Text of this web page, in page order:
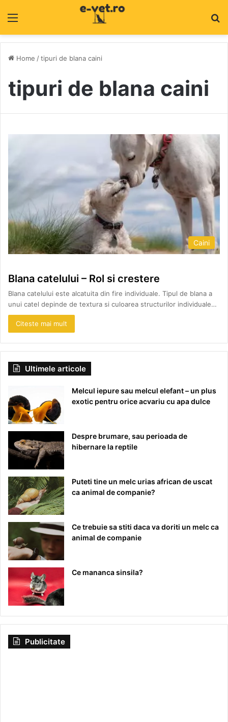
Home /tipuri de blana caini
tipuri de blana caini
Caini
Blana catelului – Rol si crestere
Blana catelului este alcatuita din fire individuale. Tipul de blana a
unui catel depinde de textura si culoarea structurilor individuale…
Citeste mai mult
Ultimele articole
Melcul iepure sau melcul elefant – un plus
exotic pentru orice acvariu cu apa dulce
Despre brumare, sau perioada de
hibernare la reptile
Puteti tine un melc urias african de uscat
ca animal de companie?
Ce trebuie sa stiti daca va doriti un melc ca
animal de companie
Ce mananca sinsila?
Publicitate